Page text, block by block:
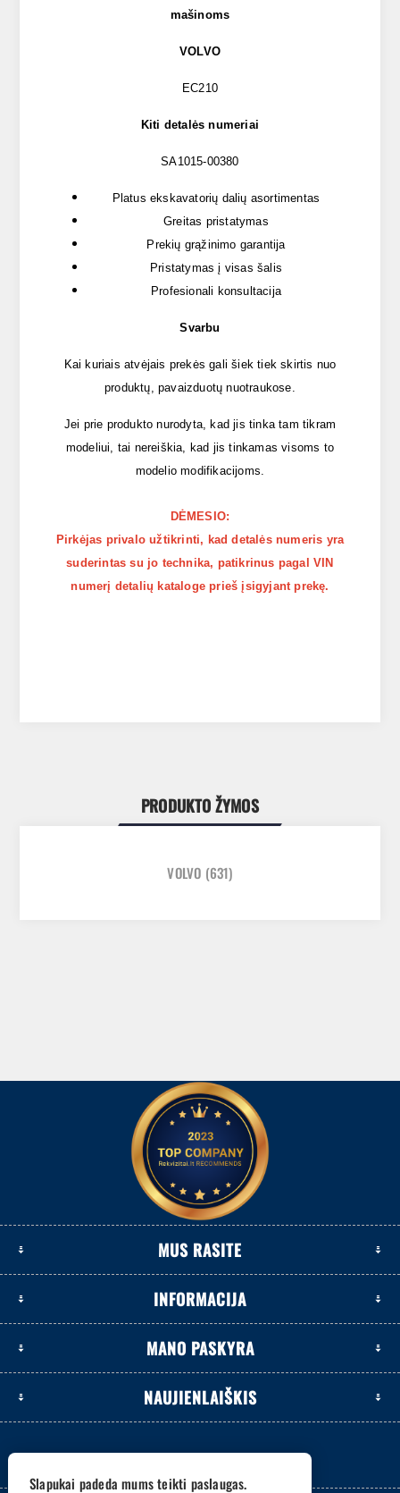
mašinoms
VOLVO
EC210
Kiti detalės numeriai
SA1015-00380
Platus ekskavatorių dalių asortimentas
Greitas pristatymas
Prekių grąžinimo garantija
Pristatymas į visas šalis
Profesionali konsultacija
Svarbu
Kai kuriais atvėjais prekės gali šiek tiek skirtis nuo
produktų, pavaizduotų nuotraukose.
Jei prie produkto nurodyta, kad jis tinka tam tikram
modeliui, tai nereiškia, kad jis tinkamas visoms to
modelio modifikacijoms.
DĖMESIO:
Pirkėjas privalo užtikrinti, kad detalės numeris yra
suderintas su jo technika, patikrinus pagal VIN
numerį detalių kataloge prieš įsigyjant prekę.
PRODUKTO ŽYMOS
VOLVO (631)
MUS RASITE
INFORMACIJA
MANO PASKYRA
NAUJIENLAIŠKIS
Slapukai padeda mums teikti paslaugas.